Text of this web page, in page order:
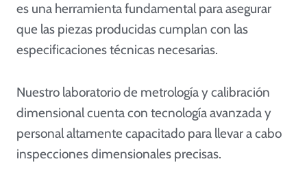
es una herramienta fundamental para asegurar
que las piezas producidas cumplan con las
especificaciones técnicas necesarias.
Nuestro laboratorio de metrología y calibración
dimensional cuenta con tecnología avanzada y
personal altamente capacitado para llevar a cabo
inspecciones dimensionales precisas.